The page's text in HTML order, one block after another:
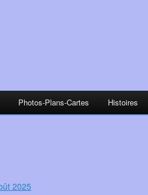
Photos-Plans-Cartes Histoires